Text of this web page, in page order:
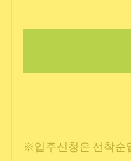
※입주신청은 선착순